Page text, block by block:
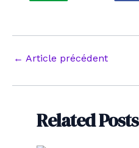
Navigation
articles
← Article précédent
Related Posts